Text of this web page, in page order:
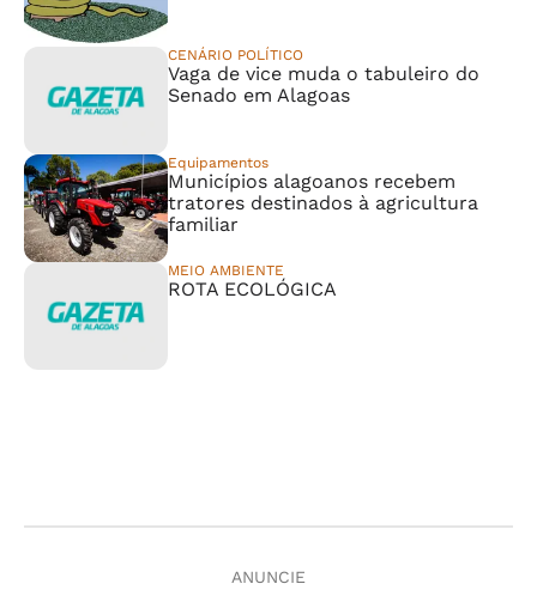
CENÁRIO POLÍTICO
Vaga de vice muda o tabuleiro do
Senado em Alagoas
Equipamentos
Municípios alagoanos recebem
tratores destinados à agricultura
familiar
MEIO AMBIENTE
ROTA ECOLÓGICA
ANUNCIE